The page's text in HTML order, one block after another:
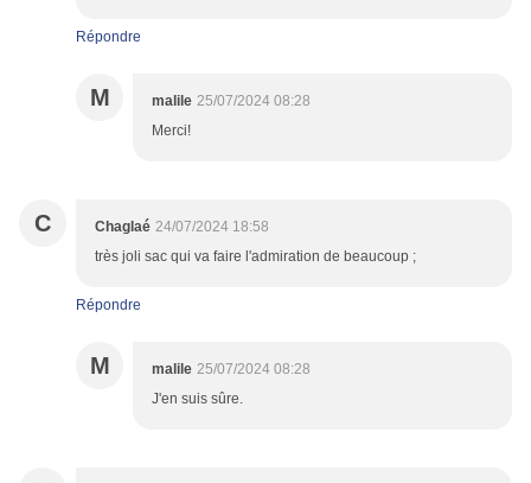
Répondre
M malile 25/07/2024 08:28
Merci!
C Chaglaé 24/07/2024 18:58
très joli sac qui va faire l'admiration de beaucoup ;
Répondre
M malile 25/07/2024 08:28
J'en suis sûre.